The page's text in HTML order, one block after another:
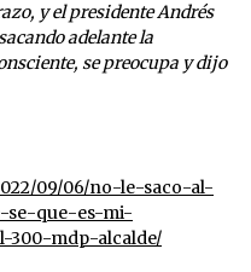
y el presidente Andrés
adelante la
se preocupa y dijo
09/06/no-le-saco-al-
se-que-es-mi-
300-mdp-alcalde/